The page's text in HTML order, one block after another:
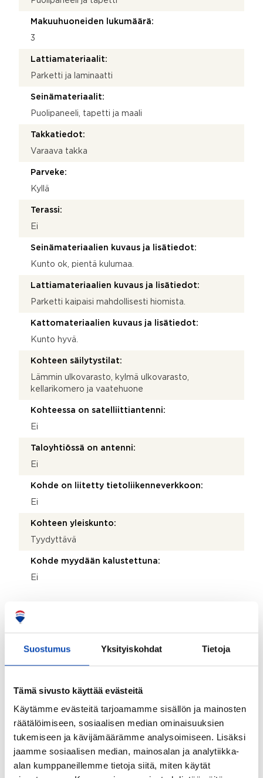
Suostumus Yksityiskohdat Tietoja
Tämä sivusto käyttää evästeitä
Käytämme evästeitä tarjoamamme sisällön ja mainosten
räätälöimiseen, sosiaalisen median ominaisuuksien
tukemiseen ja kävijämäärämme analysoimiseen. Lisäksi
jaamme sosiaalisen median, mainosalan ja analytiikka-
alan kumppaneillemme tietoja siitä, miten käytät
Makuuhuoneiden lukumäärä:
3
Lattiamateriaalit:
Parketti ja laminaatti
Seinämateriaalit:
Puolipaneeli, tapetti ja maali
Takkatiedot:
Varaava takka
Parveke:
Kyllä
Terassi:
Ei
Seinämateriaalien kuvaus ja lisätiedot:
Kunto ok, pientä kulumaa.
Lattiamateriaalien kuvaus ja lisätiedot:
Parketti kaipaisi mahdollisesti hiomista.
Kattomateriaalien kuvaus ja lisätiedot:
Kunto hyvä.
Kohteen säilytystilat:
Lämmin ulkovarasto, kylmä ulkovarasto,
kellarikomero ja vaatehuone
Kohteessa on satelliittiantenni:
Ei
Taloyhtiössä on antenni:
Ei
Kohde on liitetty tietoliikenneverkkoon:
Ei
Kohteen yleiskunto:
Tyydyttävä
Kohde myydään kalustettuna:
Ei
Kiinteistö
1990
Käyttöönottovuosi:
Rakennus- ja pintamateriaalit:
Puu